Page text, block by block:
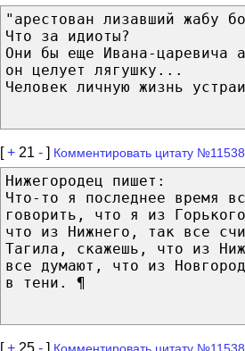
"арестован лизавший жабу
Что за идиоты?
Они бы еще Ивана-царевича
он целует лягушку...
Человек личную жизнь
[+ 21 - ] Комментировать цитату
Нижегородец пишет:
Что-то я последнее время
говорить, что я из
что из Нижнего, так все
Тагила, скажешь, что из
все думают, что из
в тени. ¶
[+ 25 - ] Комментировать цитату